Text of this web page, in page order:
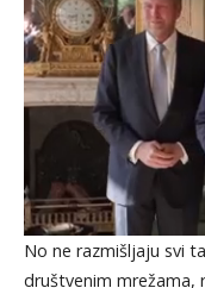
No ne razmišljaju svi
društvenim mrežama,